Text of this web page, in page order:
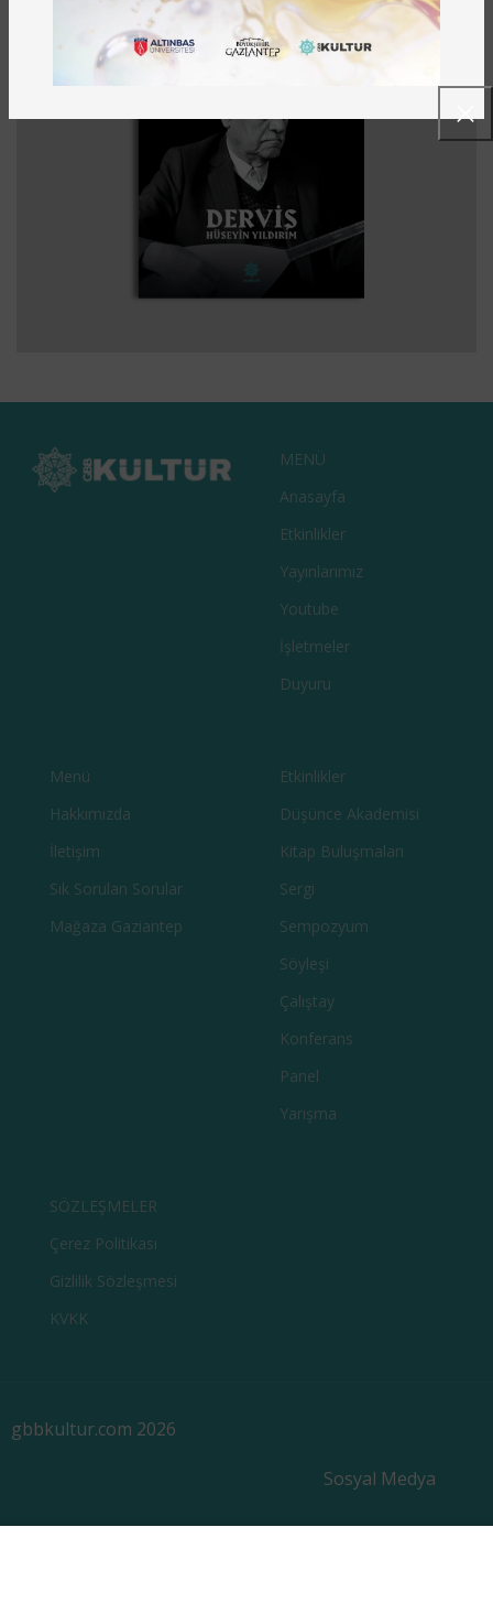
BARAKNAĞME – BIR BARAK OZANININ
MENÜ
Anasayfa
Etkinlikler
Yayınlarımız
Youtube
İşletmeler
Duyuru
Menü
Hakkımızda
İletişim
Sık Sorulan Sorular
Mağaza Gaziantep
Etkinlikler
Düşünce Akademisi
Kitap Buluşmaları
Sergi
Sempozyum
Söyleşi
Çalıştay
Konferans
Panel
Yarışma
SÖZLEŞMELER
Çerez Politikası
Gizlilik Sözleşmesi
KVKK
gbbkultur.com 2026
Sosyal Medya